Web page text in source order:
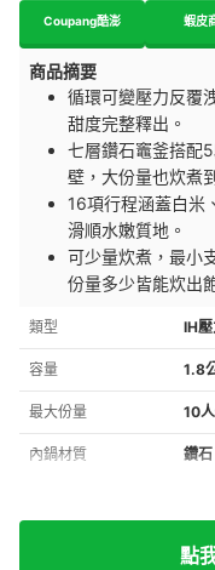
Coupang酷澎 蝦皮
商品摘要
循環可變壓力反覆
甜度完整釋出。
七層鑽石竈釜搭配
壁，大份量也炊煮
16項行程涵蓋白米
滑順水嫩質地。
可少量炊煮，最小
份量多少皆能炊出
類型 IH
容量 1.8
最大份量 10
內鍋材質 鑽石
點